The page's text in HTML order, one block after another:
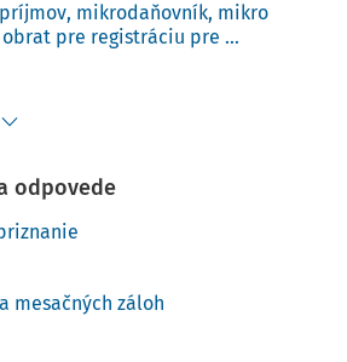
príjmov, mikrodaňovník, mikro
pre registráciu pre ...
odpovede
mesačných záloh